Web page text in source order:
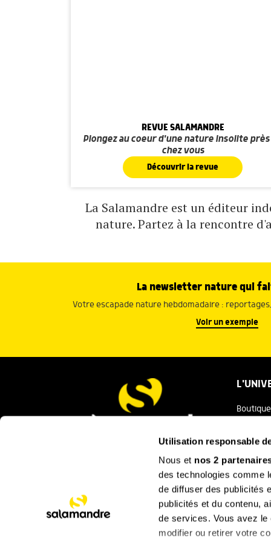
Utilisation responsable
Nous et nos 2
des technologies comme
de diffuser des publicités
publicités et du contenu,
de services. Vous avez
modifier ou retirer votre
REVUE SALAMANDRE
Plongez au coeur d'une nature insolite
chez vous
Découvrir la revue
La Salamandre est un éditeur
nature. Partez à la rencontre
La newsletter nature qui
Votre escapade nature hebdomadaire :
Voir un exemple
Festival
La